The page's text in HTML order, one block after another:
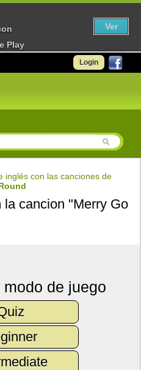
Login
inglés con las canciones de
cancion "Merry Go
de juego
Play
Ver